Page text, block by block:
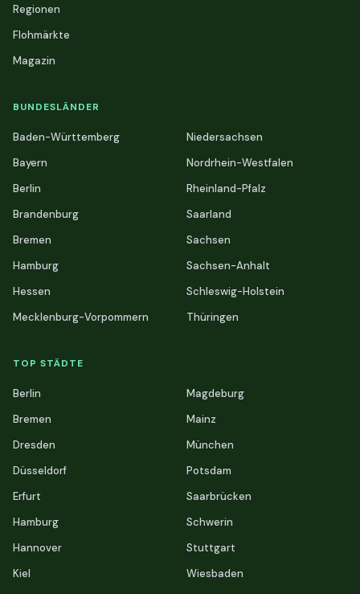
Regionen
Flohmärkte
Magazin
BUNDESLÄNDER
Baden-Württemberg
Bayern
Berlin
Brandenburg
Bremen
Hamburg
Hessen
Mecklenburg-Vorpommern
Niedersachsen
Nordrhein-Westfalen
Rheinland-Pfalz
Saarland
Sachsen
Sachsen-Anhalt
Schleswig-Holstein
Thüringen
TOP STÄDTE
Berlin
Bremen
Dresden
Düsseldorf
Erfurt
Hamburg
Hannover
Kiel
Magdeburg
Mainz
München
Potsdam
Saarbrücken
Schwerin
Stuttgart
Wiesbaden